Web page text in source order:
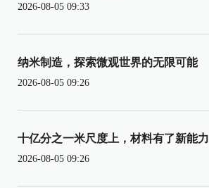
2026-08-05 09:33
纳米制造，探索微观世界的无限可能
2026-08-05 09:26
十亿分之一米尺度上，材料有了新能力
2026-08-05 09:26